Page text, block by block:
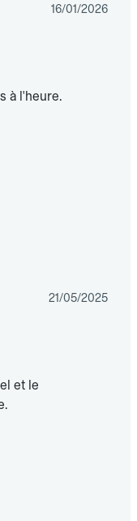
16/01/2026
à l'heure.
21/05/2025
et le